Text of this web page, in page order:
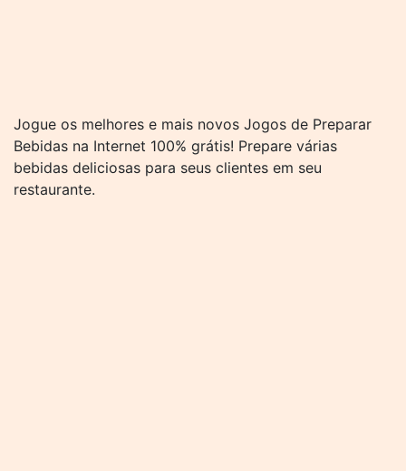
Jogue os melhores e mais novos Jogos de Preparar
Bebidas na Internet 100% grátis! Prepare várias
bebidas deliciosas para seus clientes em seu
restaurante.